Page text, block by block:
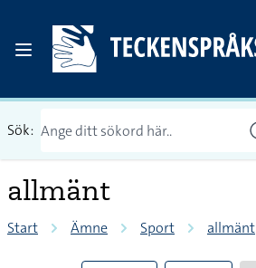
Sök:
allmänt
Start Ämne Sport allmänt